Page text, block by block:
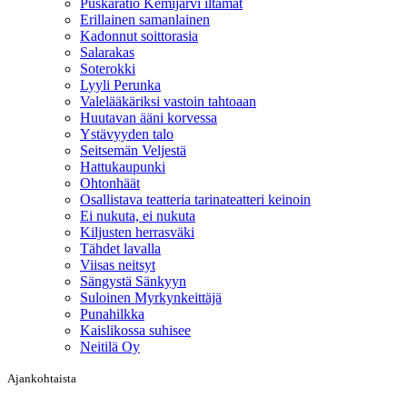
Puskaratio Kemijärvi iltamat
Erillainen samanlainen
Kadonnut soittorasia
Salarakas
Soterokki
Lyyli Perunka
Valelääkäriksi vastoin tahtoaan
Huutavan ääni korvessa
Ystävyyden talo
Seitsemän Veljestä
Hattukaupunki
Ohtonhäät
Osallistava teatteria tarinateatteri keinoin
Ei nukuta, ei nukuta
Kiljusten herrasväki
Tähdet lavalla
Viisas neitsyt
Sängystä Sänkyyn
Suloinen Myrkynkeittäjä
Punahilkka
Kaislikossa suhisee
Neitilä Oy
Ajankohtaista